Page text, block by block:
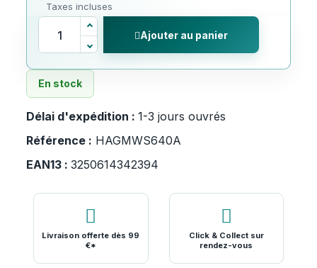
Taxes incluses
Ajouter au panier
En stock
Délai d'expédition : 1-3 jours ouvrés
Référence : HAGMWS640A
EAN13 : 3250614342394
Livraison offerte dès 99
€*
Click & Collect sur
rendez-vous